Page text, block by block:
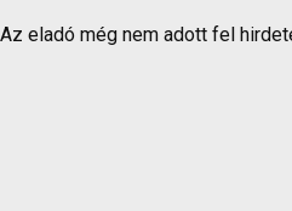
Az eladó még nem adott fel